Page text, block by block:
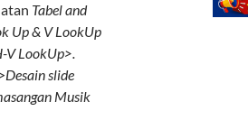
Tabel and
Up & V LookUp
V LookUp>.
Desain slide
Musik